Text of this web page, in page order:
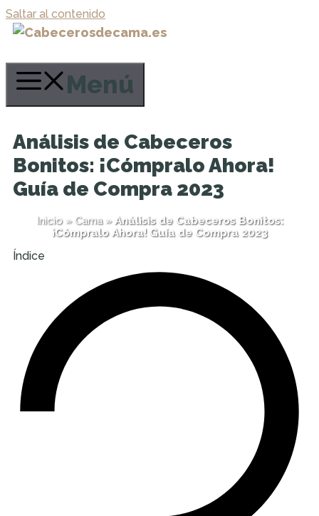
Saltar al contenido
Menú
Análisis de Cabeceros
Bonitos: ¡Cómpralo Ahora!
Guía de Compra 2023
Inicio» Cama» Análisis de Cabeceros Bonitos:
¡Cómpralo Ahora! Guía de Compra 2023
Índice